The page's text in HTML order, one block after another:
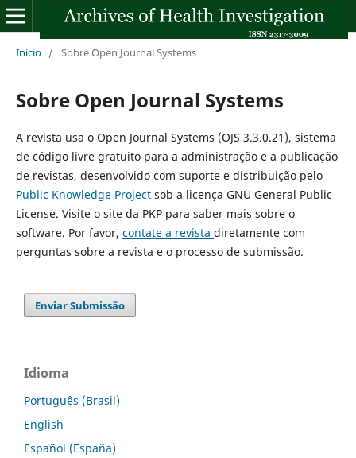
Início / Sobre Open Journal Systems
Sobre Open Journal Systems
A revista usa o Open Journal Systems (OJS 3.3.0.21), sistema
de código livre gratuito para a administração e a publicação
de revistas, desenvolvido com suporte e distribuição pelo
Public Knowledge Projectsob a licença GNU General Public
License. Visite o site da PKP para saber mais sobre o
software. Por favor, contate a revista diretamente com
perguntas sobre a revista e o processo de submissão.
Enviar Submissão
Idioma
Português (Brasil)
English
Español (España)